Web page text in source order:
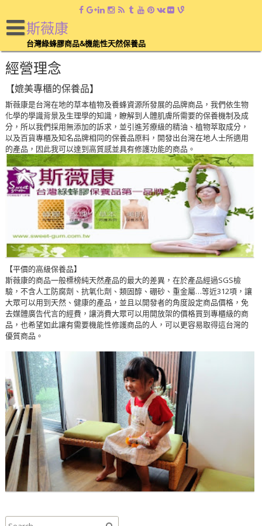
斯薇康
台灣綠蜂膠商品&機能性天然保養品
經營理念
【媲美專櫃的保養品】
斯薇康是台灣在地的草本植物及養蜂資源所發展的品牌商品，我們依生物
化學的學識背景及生理學的知識，瞭解到人體肌膚所需要的保養機制及成
分，所以我們採用無添加的訴求，並引進芳療級的精油、植物萃取成分，
以及百貨專櫃及知名品牌相同的保養品原料，開發出台灣在地人士所適用
的產品，因此我可以達到高質感並具有修護功能的商品。
【平價的高級保養品】
斯薇康的商品一般標榜純天然產品的最大的差異，在於產品經過SGS檢
驗，不含人工防腐劑、抗氧化劑、類固醇、硼砂、重金屬…等近312項，讓
大眾可以用到天然、健康的產品，並且以開發者的角度設定商品價格，免
去媒體廣告代言的經費，讓消費大眾可以用開放架的價格買到專櫃級的商
品，也希望如此讓有需要機能性修護商品的人，可以更容易取得這台灣的
優質商品。